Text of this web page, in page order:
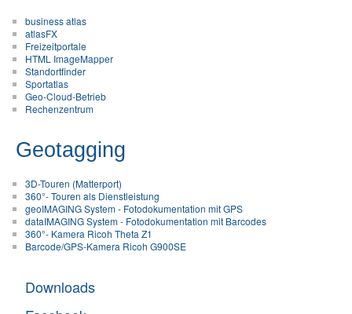
business atlas
atlasFX
Freizeitportale
HTML ImageMapper
Standortfinder
Sportatlas
Geo-Cloud-Betrieb
Rechenzentrum
Geotagging
3D-Touren (Matterport)
360°- Touren als Dienstleistung
geoIMAGING System - Fotodokumentation mit GPS
dataIMAGING System - Fotodokumentation mit Barcodes
360°- Kamera Ricoh Theta Z1
Barcode/GPS-Kamera Ricoh G900SE
Downloads